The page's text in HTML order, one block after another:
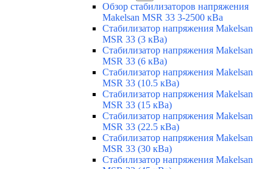
Обзор стабилизаторов напряжения
Makelsan MSR 33 3-2500 кВа
Стабилизатор напряжения Makelsan
MSR 33 (3 кВа)
Стабилизатор напряжения Makelsan
MSR 33 (6 кВа)
Стабилизатор напряжения Makelsan
MSR 33 (10.5 кВа)
Стабилизатор напряжения Makelsan
MSR 33 (15 кВа)
Стабилизатор напряжения Makelsan
MSR 33 (22.5 кВа)
Стабилизатор напряжения Makelsan
MSR 33 (30 кВа)
Стабилизатор напряжения Makelsan